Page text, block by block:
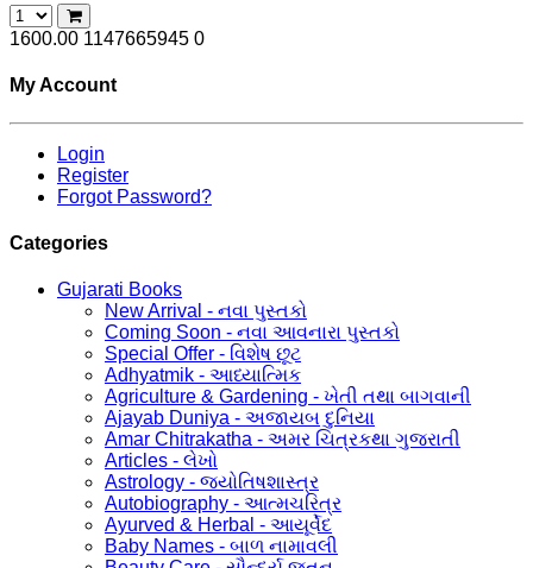
1600.00 1147665945 0
My Account
Login
Register
Forgot Password?
Categories
Gujarati Books
New Arrival - નવા પુસ્તકો
Coming Soon - નવા આવનારા પુસ્તકો
Special Offer - વિશેષ છૂટ
Adhyatmik - આધ્યાત્મિક
Agriculture & Gardening - ખેતી તથા બાગવાની
Ajayab Duniya - અજાયબ દુનિયા
Amar Chitrakatha - અમર ચિત્રકથા ગુજરાતી
Articles - લેખો
Astrology - જ્યોતિષશાસ્ત્ર
Autobiography - આત્મચરિત્ર
Ayurved & Herbal - આયૂર્વેદ
Baby Names - બાળ નામાવલી